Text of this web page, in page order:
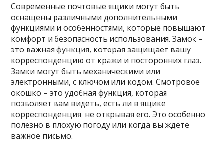
Современные почтовые ящики могут быть
оснащены различными дополнительными
функциями и особенностями, которые повышают
комфорт и безопасность использования. Замок –
это важная функция, которая защищает вашу
корреспонденцию от кражи и посторонних глаз.
Замки могут быть механическими или
электронными, с ключом или кодом. Смотровое
окошко – это удобная функция, которая
позволяет вам видеть, есть ли в ящике
корреспонденция, не открывая его. Это особенно
полезно в плохую погоду или когда вы ждете
важное письмо.